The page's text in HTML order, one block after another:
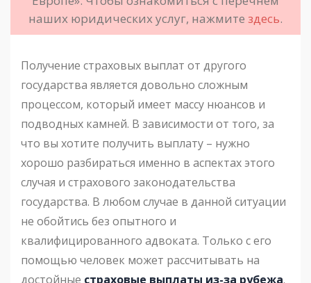
наших юридических услуг, нажмите здесь.
Получение страховых выплат от другого
государства является довольно сложным
процессом, который имеет массу нюансов и
подводных камней. В зависимости от того, за
что вы хотите получить выплату – нужно
хорошо разбираться именно в аспектах этого
случая и страхового законодательства
государства. В любом случае в данной ситуации
не обойтись без опытного и
квалифицированного адвоката. Только с его
помощью человек может рассчитывать на
достойные страховые выплаты из-за рубежа.